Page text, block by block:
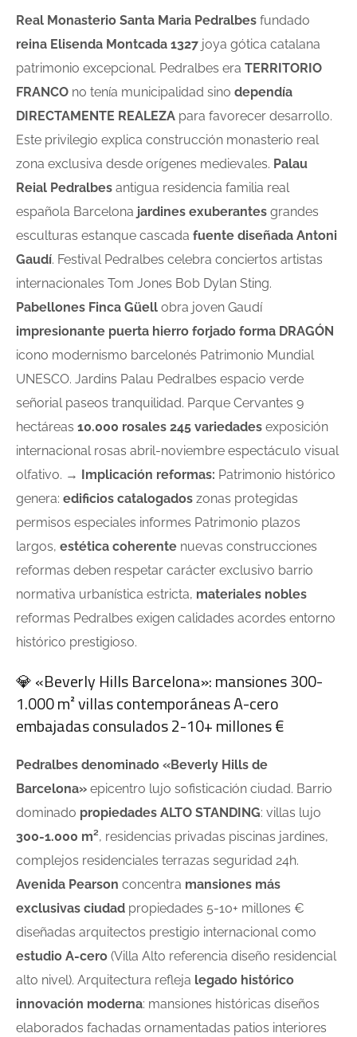
Real Monasterio Santa Maria Pedralbes fundado
reina Elisenda Montcada 1327 joya gótica catalana
patrimonio excepcional. Pedralbes era TERRITORIO
FRANCO no tenía municipalidad sino dependía
DIRECTAMENTE REALEZA para favorecer desarrollo.
Este privilegio explica construcción monasterio real
zona exclusiva desde orígenes medievales. Palau
Reial Pedralbes antigua residencia familia real
española Barcelona jardines exuberantes grandes
esculturas estanque cascada fuente diseñada Antoni
Gaudí. Festival Pedralbes celebra conciertos artistas
internacionales Tom Jones Bob Dylan Sting.
Pabellones Finca Güell obra joven Gaudí
impresionante puerta hierro forjado forma DRAGÓN
icono modernismo barcelonés Patrimonio Mundial
UNESCO. Jardins Palau Pedralbes espacio verde
señorial paseos tranquilidad. Parque Cervantes 9
hectáreas 10.000 rosales 245 variedades exposición
internacional rosas abril-noviembre espectáculo visual
olfativo. → Implicación reformas: Patrimonio histórico
genera: edificios catalogados zonas protegidas
permisos especiales informes Patrimonio plazos
largos, estética coherente nuevas construcciones
reformas deben respetar carácter exclusivo barrio
normativa urbanística estricta, materiales nobles
reformas Pedralbes exigen calidades acordes entorno
histórico prestigioso.
💎 «Beverly Hills Barcelona»: mansiones 300-
1.000 m² villas contemporáneas A-cero
embajadas consulados 2-10+ millones €
Pedralbes denominado «Beverly Hills de
Barcelona» epicentro lujo sofisticación ciudad. Barrio
dominado propiedades ALTO STANDING: villas lujo
300-1.000 m², residencias privadas piscinas jardines,
complejos residenciales terrazas seguridad 24h.
Avenida Pearson concentra mansiones más
exclusivas ciudad propiedades 5-10+ millones €
diseñadas arquitectos prestigio internacional como
estudio A-cero (Villa Alto referencia diseño residencial
alto nivel). Arquitectura refleja legado histórico
innovación moderna: mansiones históricas diseños
elaborados fachadas ornamentadas patios interiores